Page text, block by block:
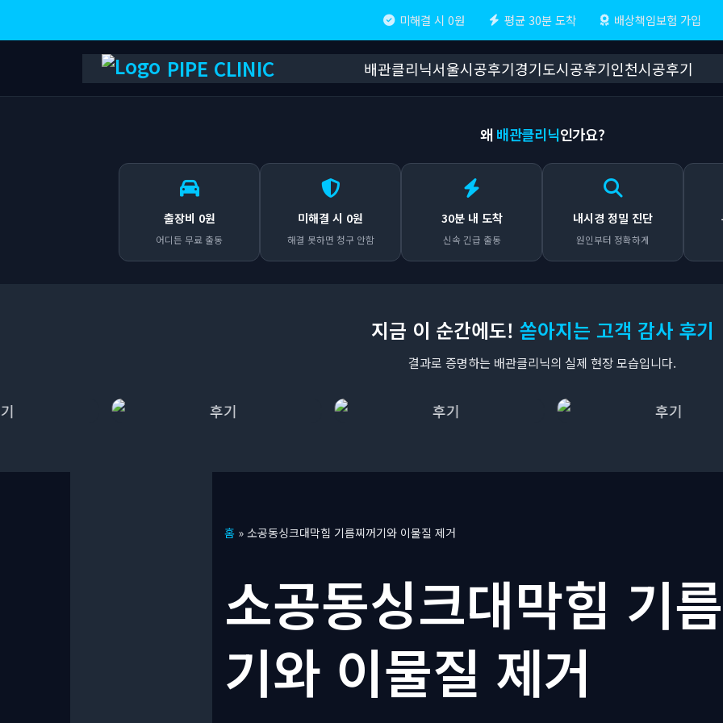
미해결 시 0원 평균 30분 도착 배상책임보험 가입
PIPE CLINIC 배관클리닉서울시공후기경기도시공후기인천시공후기
왜 배관클리닉인가요?
출장비 0원
어디든 무료 출동
미해결 시 0원
해결 못하면 청구 안함
30분 내 도착
신속 긴급 출동
내시경 정밀 진단
원인부터 정확하게
지금 이 순간에도! 쏟아지는 고객 감사 후기
결과로 증명하는 배관클리닉의 실제 현장 모습입니다.
홈 » 소공동싱크대막힘 기름찌꺼기와 이물질 제거
소공동싱크대막힘 기
기와 이물질 제거